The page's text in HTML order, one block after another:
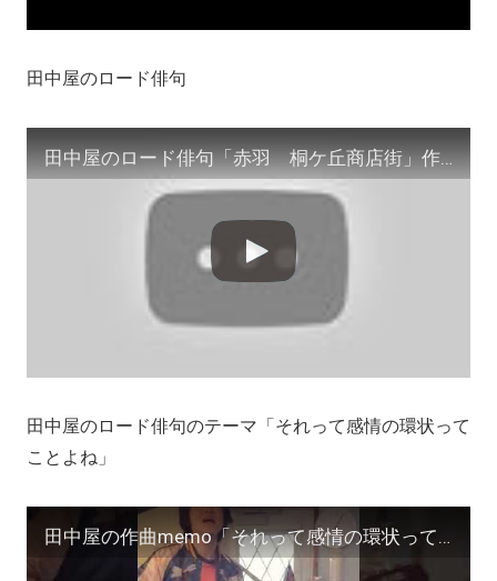
田中屋のロード俳句
田中屋のロード俳句「赤羽 桐ケ丘商店街」作/田中宏明 #サイドカー #ZINE #わけありな女 #shorts #シティスナップ
田中屋のロード俳句のテーマ「それって感情の環状って
ことよね」
田中屋の作曲memo「それって感情の環状ってことよね」作詞･作曲/田中宏明 #shorts #サイドカー #ZINE #俳句 #ラジオ